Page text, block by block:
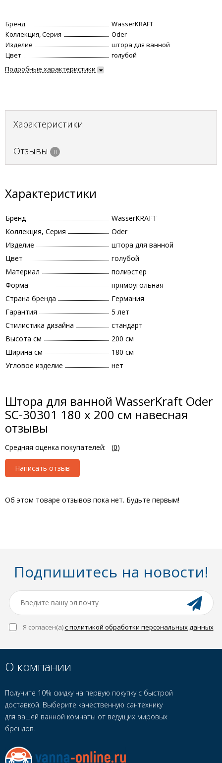
Бренд
WasserKRAFT
Коллекция, Серия
Oder
Изделие
штора для ванной
Цвет
голубой
Подробные характеристики
Характеристики
Отзывы 0
Характеристики
Бренд
WasserKRAFT
Коллекция, Серия
Oder
Изделие
штора для ванной
Цвет
голубой
Материал
полиэстер
Форма
прямоугольная
Страна бренда
Германия
Гарантия
5 лет
Стилистика дизайна
стандарт
Высота см
200 см
Ширина см
180 см
Угловое изделие
нет
Штора для ванной WasserKraft Oder
SC-30301 180 x 200 см навесная
отзывы
Средняя оценка покупателей: (0)
Написать отзыв
Об этом товаре отзывов пока нет. Будьте первым!
Подпишитесь на новости!
Я согласен(a)с политикой обработки персональных данных
О компании
Получите 10% скидку на первую покупку с быстрой
доставкой. Выберите качественную сантехнику
для вашей ванной комнаты от ведущих мировых
брендов.